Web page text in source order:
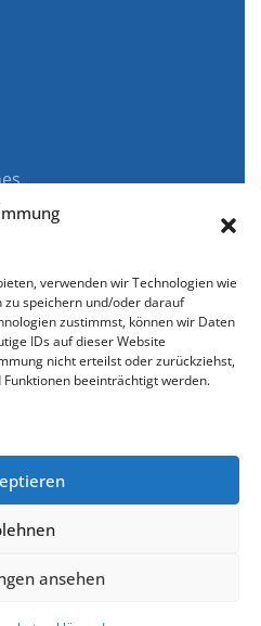
verwenden wir Technologien wie
speichern und/oder darauf
zustimmst, können wir Daten
IDs auf dieser Website
nicht erteilst oder zurückziehst,
beeinträchtigt werden.
ansehen